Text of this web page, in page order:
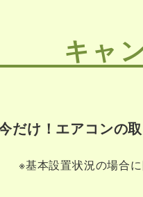
キャ
だけ！エアコンの
※基本設置状況の場合に